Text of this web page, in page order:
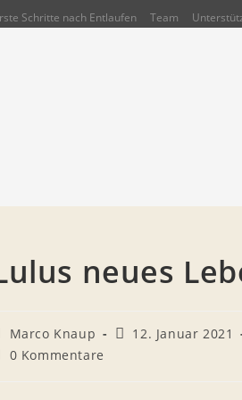
Schritte nach Entlaufen Team
neues
Marco Knaup
Beitrag
12. Januar 2021
0 Kommentare